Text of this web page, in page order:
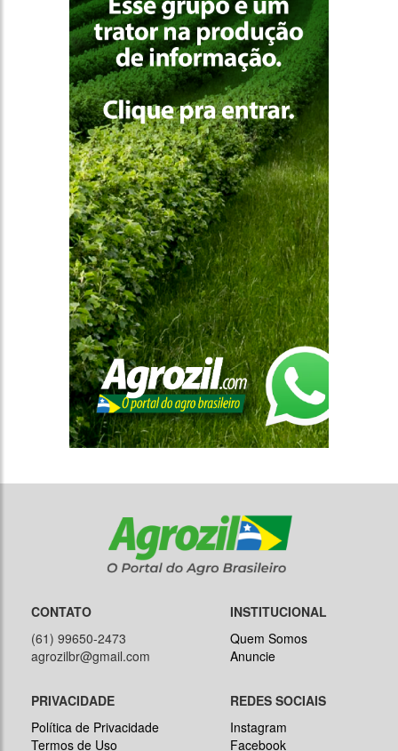
CONTATO
(61) 99650-2473
agrozilbr@gmail.com
INSTITUCIONAL
Quem Somos
Anuncie
PRIVACIDADE
Política de Privacidade
Termos de Uso
REDES SOCIAIS
Instagram
Facebook